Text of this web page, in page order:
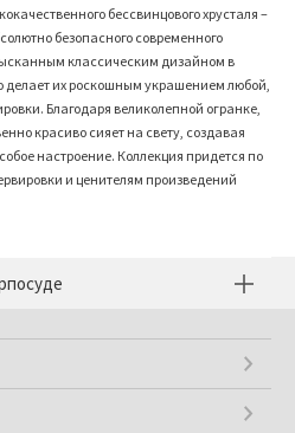
бессвинцового хрусталя –
безопасного современного
классическим дизайном в
делает их роскошным украшением любой,
Благодаря великолепной огранке,
красиво сияет на свету, создавая
настроение. Коллекция придется по
и ценителям произведений